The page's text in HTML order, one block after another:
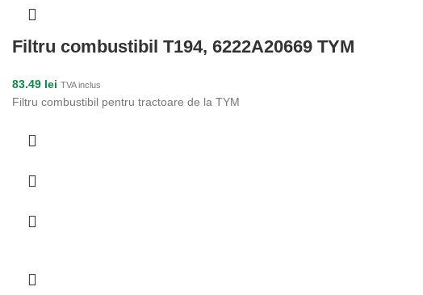
Filtru combustibil T194, 6222A20669 TYM
83.49 lei TVA inclus
Filtru combustibil pentru tractoare de la TYM